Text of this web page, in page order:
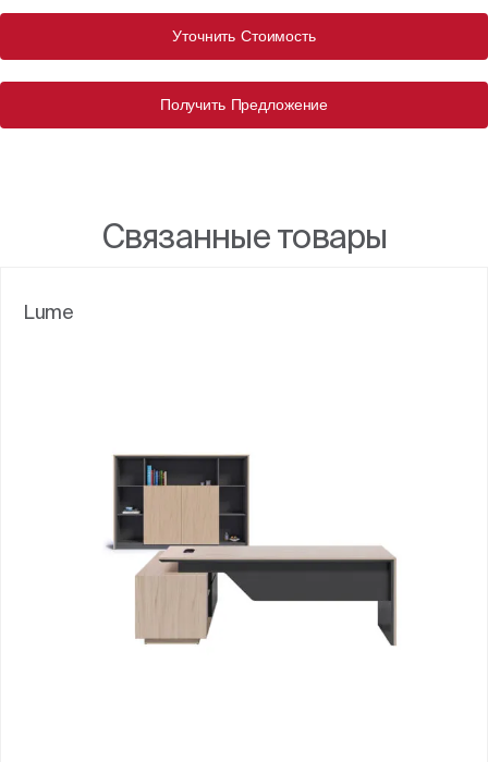
Уточнить Стоимость
Получить Предложение
Связанные товары
Lume